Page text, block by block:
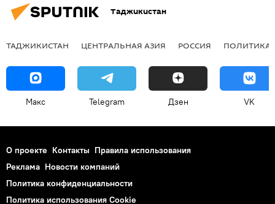
Таджикистан
ТАДЖИКИСТАН ЦЕНТРАЛЬНАЯ АЗИЯ РОССИЯ ПОЛИТИКА
Макс Telegram Дзен VK
О проекте Контакты Правила использования
Реклама Новости компаний
Политика конфиденциальности
Политика использования Cookie